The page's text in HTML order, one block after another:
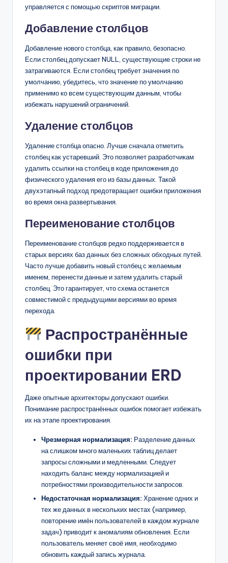
управляется с помощью скриптов миграции.
Добавление столбцов
Добавление нового столбца, как правило, безопасно.
Если столбец допускает NULL, существующие строки не
затрагиваются. Если столбец требует значения по
умолчанию, убедитесь, что значение по умолчанию
применимо ко всем существующим данным, чтобы
избежать нарушений ограничений.
Удаление столбцов
Удаление столбца опасно. Лучше сначала отметить
столбец как устаревший. Это позволяет разработчикам
удалить ссылки на столбец в коде приложения до
физического удаления его из базы данных. Такой
двухэтапный подход предотвращает ошибки приложения
во время окна развертывания.
Переименование столбцов
Переименование столбцов редко поддерживается в
старых версиях баз данных без сложных обходных путей.
Часто лучше добавить новый столбец с желаемым
именем, перенести данные и затем удалить старый
столбец. Это гарантирует, что схема останется
совместимой с предыдущими версиями во время
перехода.
Распространённые
ошибки при
проектировании ERD
Даже опытные архитекторы допускают ошибки.
Понимание распространённых ошибок помогает избежать
их на этапе проектирования.
Чрезмерная нормализация: Разделение данных
на слишком много маленьких таблиц делает
запросы сложными и медленными. Следует
находить баланс между нормализацией и
потребностями производительности запросов.
Недостаточная нормализация: Хранение одних и
тех же данных в нескольких местах (например,
повторение имён пользователей в каждом журнале
задач) приводит к аномалиям обновления. Если
пользователь меняет своё имя, необходимо
обновить каждый запись журнала.